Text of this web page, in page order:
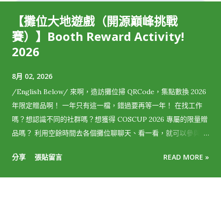
【攤位大地遊戲（開源巔峰挑戰
賽）】Booth Reward Activity!
2026
8月 02, 2026
/English Below/ 來啊，造訪攤位掃 QRCode，集點數換 2026
年限定贈品啊！ 一年只有這一檔，錯過要再等一年！ 在找工作
嗎？想認識不同的社群嗎？想獲得 COSCUP 2026 專屬的限量贈
品嗎？ 利用空餘時間去各個攤位聊聊天、看一看，就可以參與大
x UbuCon Asia 預先登記，推倒售票亭啟動 ），至活動現場出示
分享 張貼留言 READ MORE »